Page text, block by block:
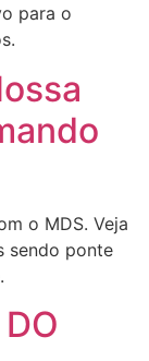
para o
o MDS. Veja
sendo ponte